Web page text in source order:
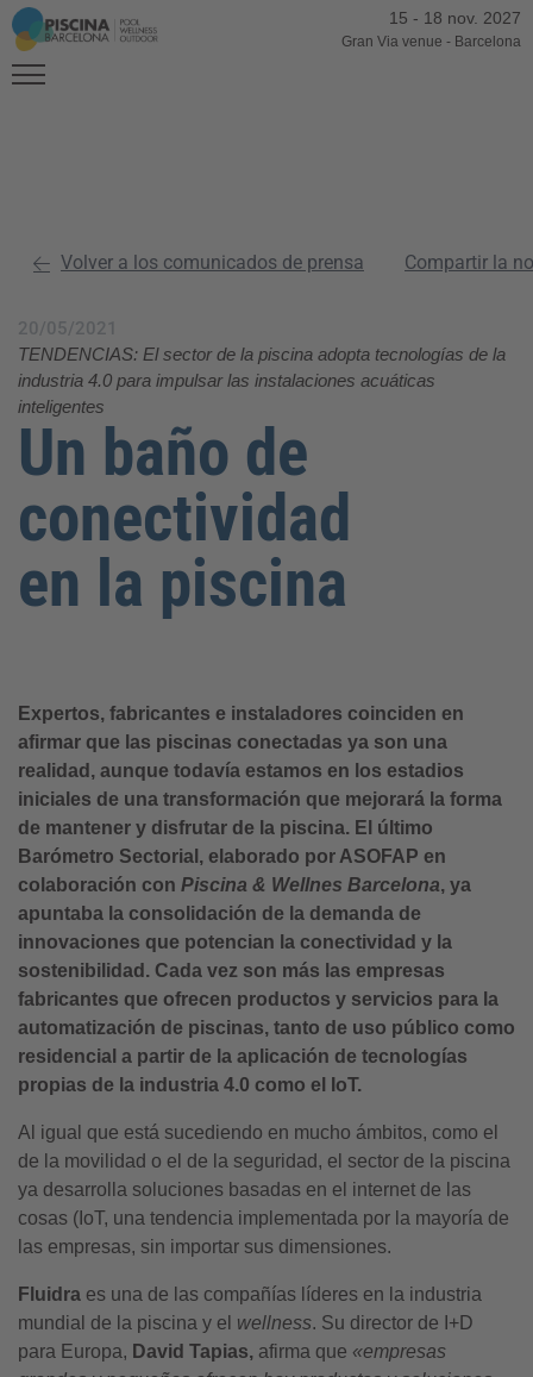
15 - 18 nov. 2027
Gran Via venue - Barcelona
Volver a los comunicados de prensa Compartir la
20/05/2021
TENDENCIAS: El sector de la piscina adopta tecnologías de la
industria 4.0 para impulsar las instalaciones acuáticas
inteligentes
Un baño de
conectividad
en la piscina
Expertos, fabricantes e instaladores coinciden en
afirmar que las piscinas conectadas ya son una
realidad, aunque todavía estamos en los estadios
iniciales de una transformación que mejorará la forma
de mantener y disfrutar de la piscina. El último
Barómetro Sectorial, elaborado por ASOFAP en
colaboración con Piscina & Wellnes Barcelona, ya
apuntaba la consolidación de la demanda de
innovaciones que potencian la conectividad y la
sostenibilidad. Cada vez son más las empresas
fabricantes que ofrecen productos y servicios para la
automatización de piscinas, tanto de uso público como
residencial a partir de la aplicación de tecnologías
propias de la industria 4.0 como el IoT.
Al igual que está sucediendo en mucho ámbitos, como el
de la movilidad o el de la seguridad, el sector de la piscina
ya desarrolla soluciones basadas en el internet de las
cosas (IoT, una tendencia implementada por la mayoría de
las empresas, sin importar sus dimensiones.
Fluidra es una de las compañías líderes en la industria
mundial de la piscina y el wellness. Su director de I+D
para Europa, David Tapias, afirma que «empresas